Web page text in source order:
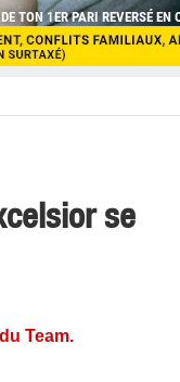
se
Team.